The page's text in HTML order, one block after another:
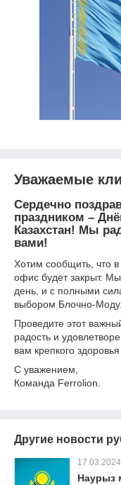
Уважаемые
Сердечно
праздником –
Казахстан! Мы
вами!
Хотим сообщить, что
офис будет закрыт.
день, и с полными
выбором Блочно-
Проведите этот
радость и
вам крепкого
С уважением,
Команда Ferrolion.
Другие новости
17.03.2024
Наурыз